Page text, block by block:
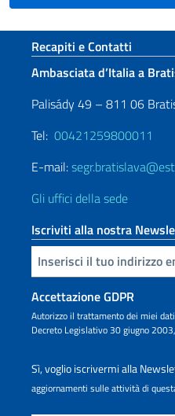
Sezione
Recapiti e Contatti
Ambasciata d’Italia a
Palisády 49 – 811 06
Tel: 00421259800011
E-mail:
Gli uffici della sede
Iscriviti alla nostra
Inserisci la tua email
Accettazione GDPR
Autorizzo il trattamento dei miei
Decreto Legislativo 30 giugno
Sì, voglio iscrivermi alla
aggiornamenti sulle attività di